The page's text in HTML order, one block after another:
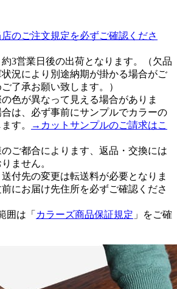
のご注文規定を必ずご確認くださ
3営業日後の出荷となります。（欠品
況により別途納期が掛かる場合がご
了承お願い致します。）
色が異なって見える場合がありま
は、必ず事前にサンプルでカラーの
す。
→カットサンプルのご請求はこ
ご都合によります、返品・交換には
ません。
付先の変更は転送料が必要となりま
にお届け先住所を必ずご確認くださ
囲は「 カラーズ商品保証規定 」をご確